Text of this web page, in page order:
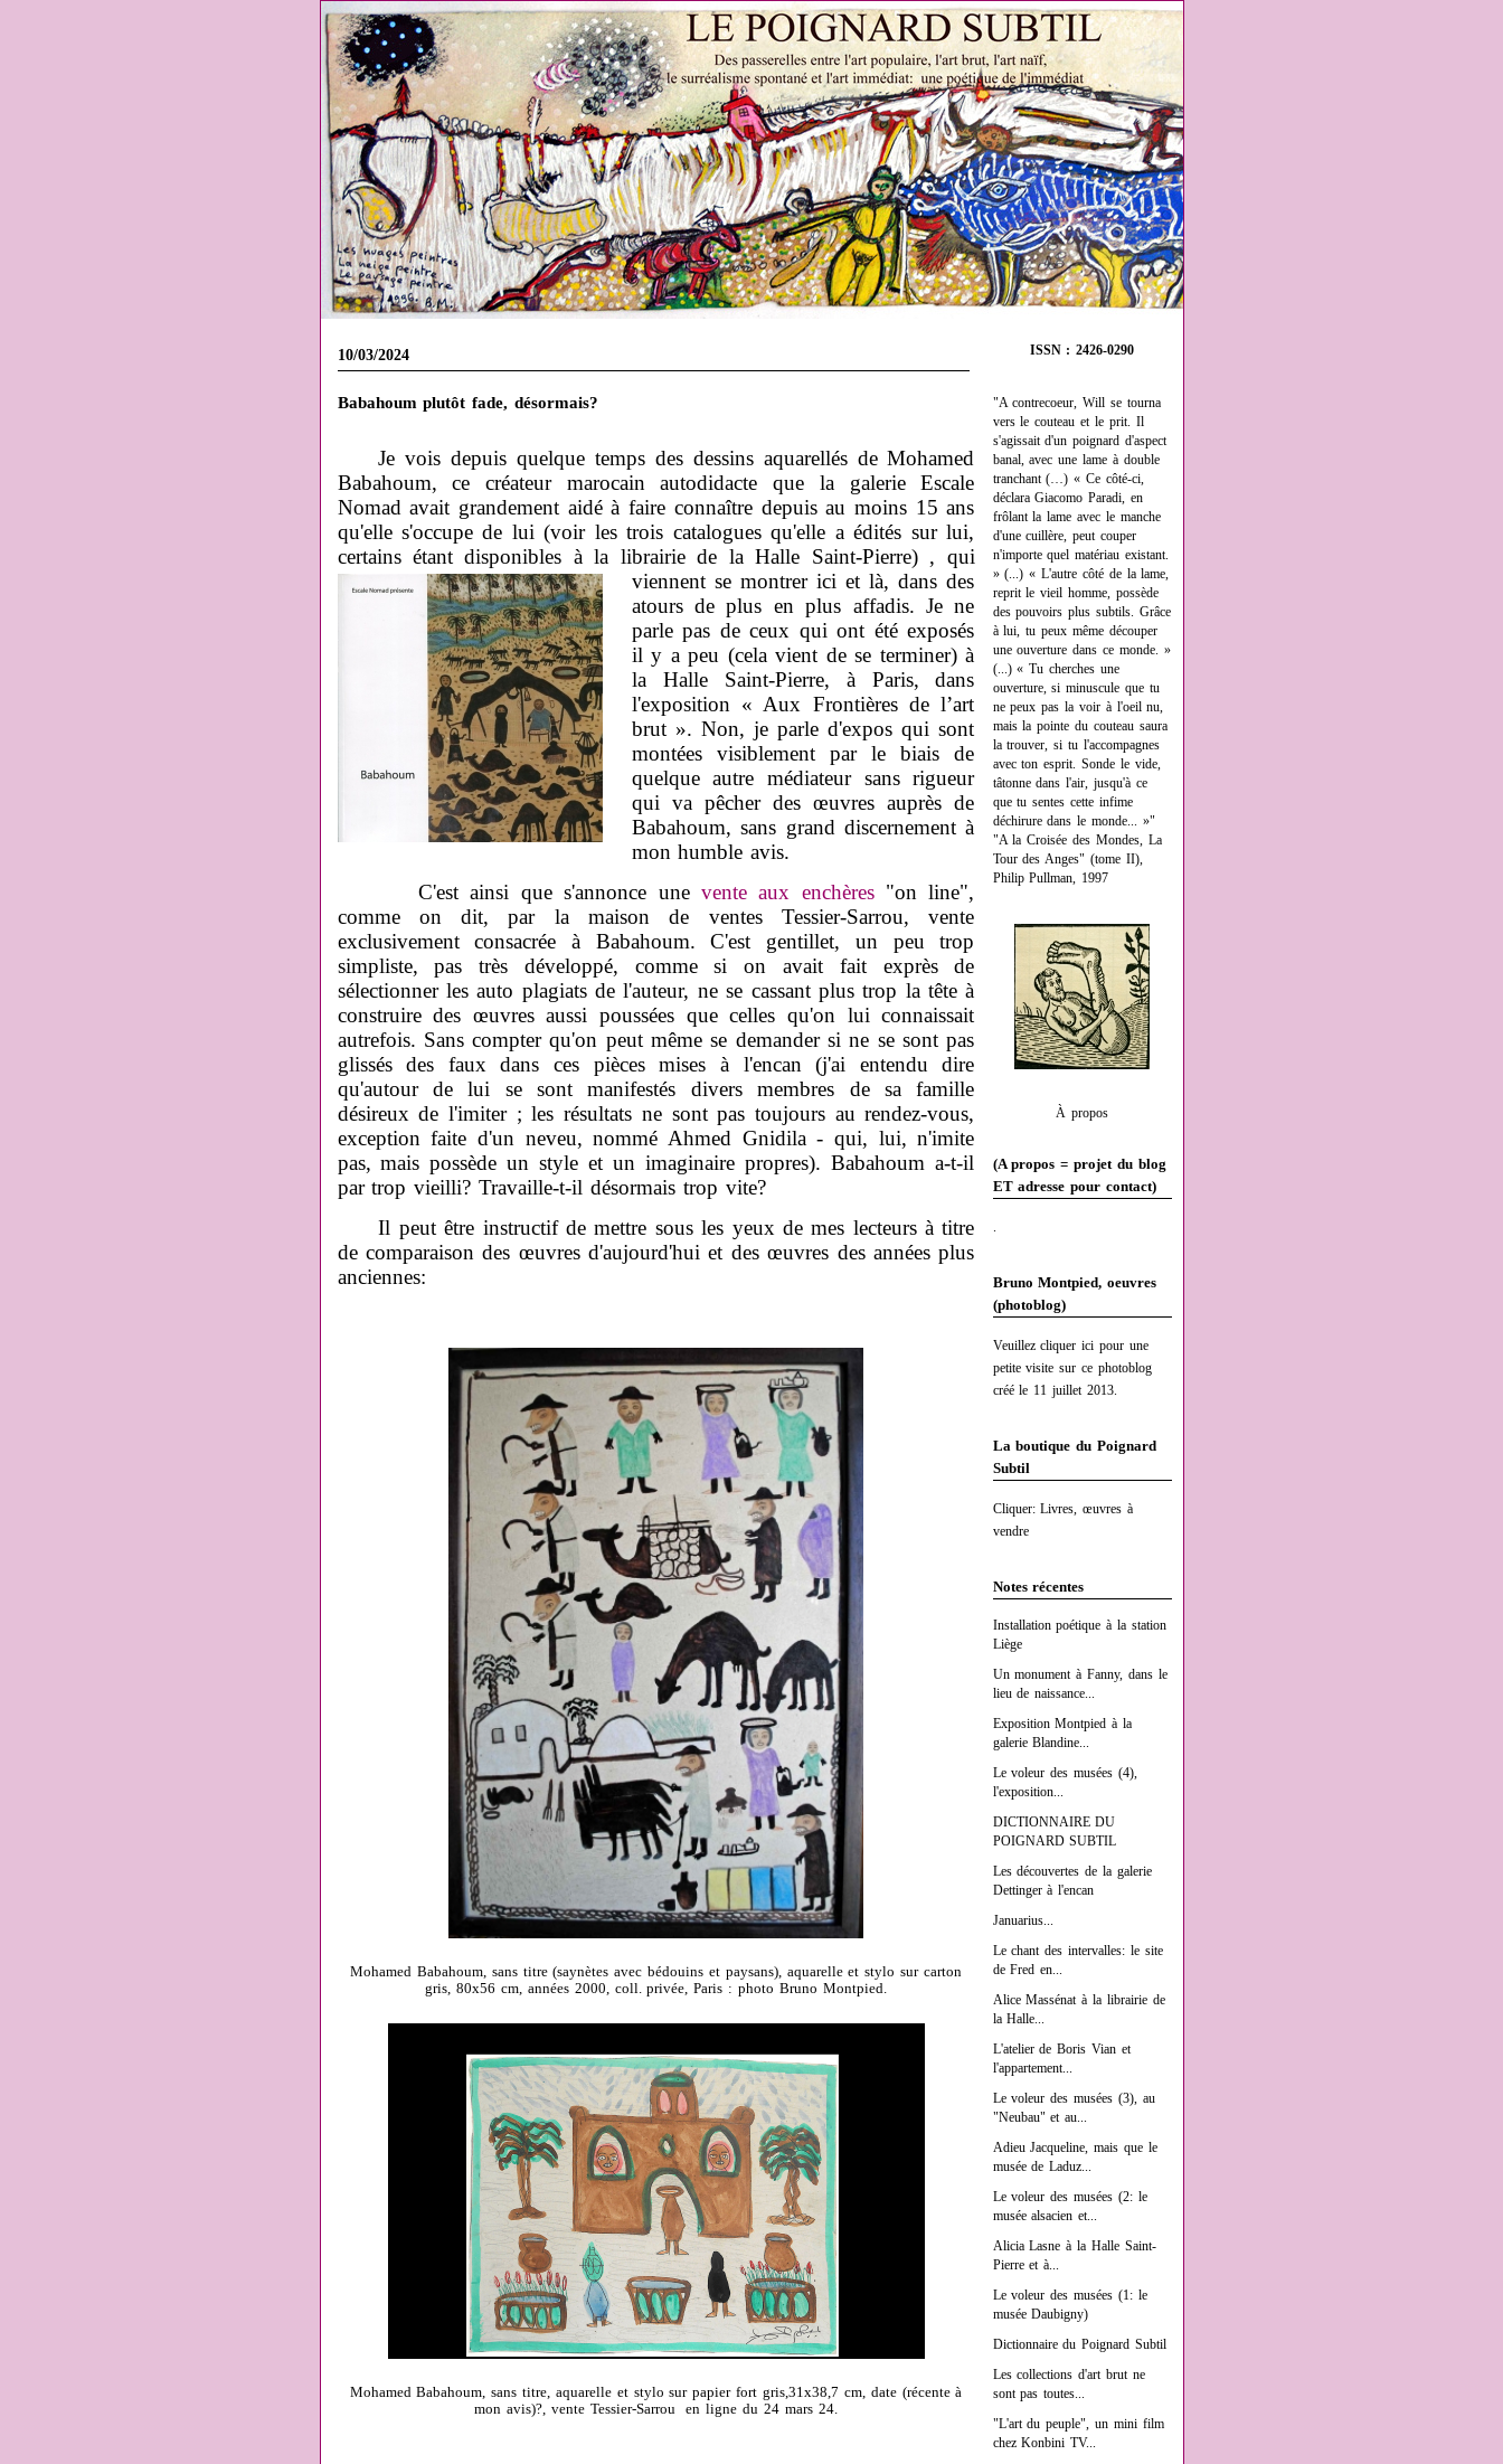
ISSN : 2426-0290
"A contrecoeur, Will se tourna
vers le couteau et le prit. Il
s'agissait d'un poignard d'aspect
banal, avec une lame à double
tranchant (…) « Ce côté-ci,
déclara Giacomo Paradi, en
frôlant la lame avec le manche
d'une cuillère, peut couper
n'importe quel matériau existant.
» (...) « L'autre côté de la lame,
reprit le vieil homme, possède
des pouvoirs plus subtils. Grâce
à lui, tu peux même découper
une ouverture dans ce monde. »
(...) « Tu cherches une
ouverture, si minuscule que tu
ne peux pas la voir à l'oeil nu,
mais la pointe du couteau saura
la trouver, si tu l'accompagnes
avec ton esprit. Sonde le vide,
tâtonne dans l'air, jusqu'à ce
que tu sentes cette infime
déchirure dans le monde... »"
"A la Croisée des Mondes, La
Tour des Anges" (tome II),
Philip Pullman, 1997
À propos
(A propos = projet du blog
ET adresse pour contact)
.
Bruno Montpied, oeuvres
(photoblog)
Veuillez cliquer ici pour une
petite visite sur ce photoblog
créé le 11 juillet 2013.
La boutique du Poignard
Subtil
Cliquer: Livres, œuvres à
vendre
Notes récentes
Installation poétique à la station
Liège
Un monument à Fanny, dans le
lieu de naissance...
Exposition Montpied à la
galerie Blandine...
Le voleur des musées (4),
l'exposition...
DICTIONNAIRE DU
POIGNARD SUBTIL
Les découvertes de la galerie
Dettinger à l'encan
Januarius...
Le chant des intervalles: le site
de Fred en...
Alice Massénat à la librairie de
la Halle...
L'atelier de Boris Vian et
l'appartement...
Le voleur des musées (3), au
"Neubau" et au...
Adieu Jacqueline, mais que le
musée de Laduz...
Le voleur des musées (2: le
musée alsacien et...
Alicia Lasne à la Halle Saint-
Pierre et à...
Le voleur des musées (1: le
musée Daubigny)
Dictionnaire du Poignard Subtil
Les collections d'art brut ne
sont pas toutes...
"L'art du peuple", un mini film
chez Konbini TV...
10/03/2024
Babahoum plutôt fade, désormais?
Je vois depuis quelque temps des dessins aquarellés de Mohamed
Babahoum, ce créateur marocain autodidacte que la galerie Escale
Nomad avait grandement aidé à faire connaître depuis au moins 15 ans
qu'elle s'occupe de lui (voir les trois catalogues qu'elle a édités sur lui,
certains étant disponibles à la librairie de la Halle Saint-Pierre) , qui
viennent se montrer ici et là, dans des
atours de plus en plus affadis. Je ne
parle pas de ceux qui ont été exposés
il y a peu (cela vient de se terminer) à
la Halle Saint-Pierre, à Paris, dans
l'exposition « Aux Frontières de l’art
brut ». Non, je parle d'expos qui sont
montées visiblement par le biais de
quelque autre médiateur sans rigueur
qui va pêcher des œuvres auprès de
Babahoum, sans grand discernement à
mon humble avis.
C'est ainsi que s'annonce une vente aux enchères"on line",
comme on dit, par la maison de ventes Tessier-Sarrou, vente
exclusivement consacrée à Babahoum. C'est gentillet, un peu trop
simpliste, pas très développé, comme si on avait fait exprès de
sélectionner les auto plagiats de l'auteur, ne se cassant plus trop la tête à
construire des œuvres aussi poussées que celles qu'on lui connaissait
autrefois. Sans compter qu'on peut même se demander si ne se sont pas
glissés des faux dans ces pièces mises à l'encan (j'ai entendu dire
qu'autour de lui se sont manifestés divers membres de sa famille
désireux de l'imiter ; les résultats ne sont pas toujours au rendez-vous,
exception faite d'un neveu, nommé Ahmed Gnidila - qui, lui, n'imite
pas, mais possède un style et un imaginaire propres). Babahoum a-t-il
par trop vieilli? Travaille-t-il désormais trop vite?
Il peut être instructif de mettre sous les yeux de mes lecteurs à titre
de comparaison des œuvres d'aujourd'hui et des œuvres des années plus
anciennes:
Mohamed Babahoum, sans titre (saynètes avec bédouins et paysans), aquarelle et stylo sur carton
gris, 80x56 cm, années 2000, coll. privée, Paris : photo Bruno Montpied.
Mohamed Babahoum, sans titre, aquarelle et stylo sur papier fort gris,31x38,7 cm, date (récente à
mon avis)?, vente Tessier-Sarrou en ligne du 24 mars 24.